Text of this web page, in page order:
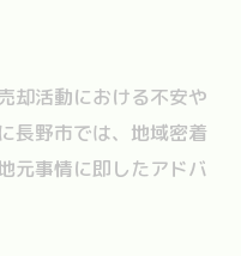
却活動における不安や
長野市では、地域密着
元事情に即したアドバ